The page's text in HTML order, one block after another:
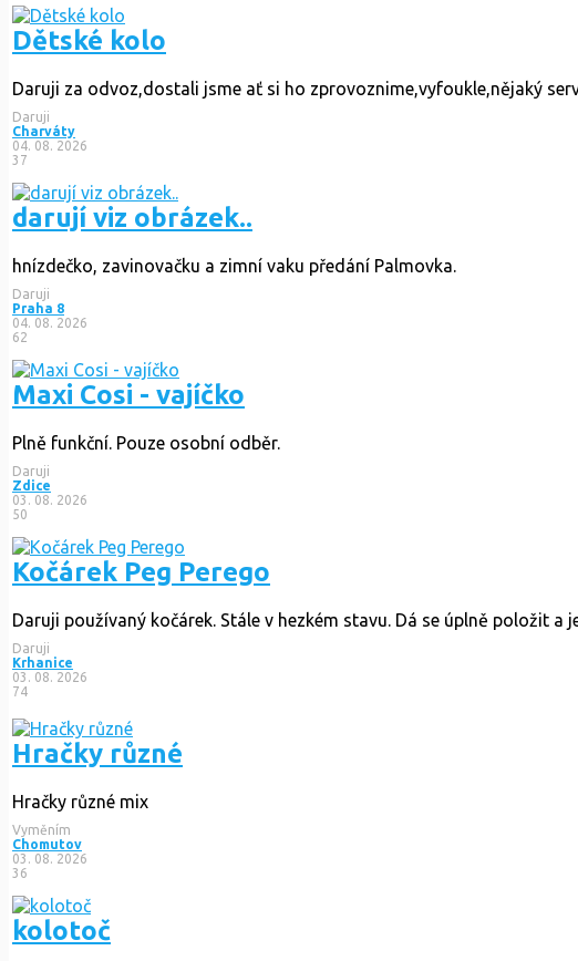
Dětské kolo
Daruji za odvoz,dostali jsme ať si ho zprovoznime,vyfoukle,nějaký
Daruji
Charváty
04. 08. 2026
37
darují viz obrázek..
hnízdečko, zavinovačku a zimní vaku předání Palmovka.
Daruji
Praha 8
04. 08. 2026
62
Maxi Cosi - vajíčko
Plně funkční. Pouze osobní odběr.
Daruji
Zdice
03. 08. 2026
50
Kočárek Peg Perego
Daruji používaný kočárek. Stále v hezkém stavu. Dá se úplně položit a
Daruji
Krhanice
03. 08. 2026
74
Hračky různé
Hračky různé mix
Vyměním
Chomutov
03. 08. 2026
36
kolotoč